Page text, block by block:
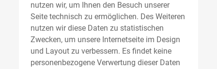
nutzen wir, um Ihnen den Besuch unserer
Seite technisch zu ermöglichen. Des Weiteren
nutzen wir diese Daten zu statistischen
Zwecken, um unsere Internetseite im Design
und Layout zu verbessern. Es findet keine
personenbezogene Verwertung dieser Daten